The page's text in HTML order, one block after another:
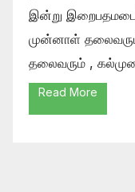
இன்று
முன்னாள்
தலைவரும் ,
Read More